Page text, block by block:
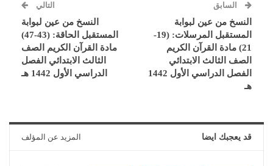
السابق
النسخ من عين لبوابة
المستقبل المرسلات: (19-
21) مادة القرآن الكريم
الصف الثالث الابتدائي
الفصل الدراسي الأول 1442
هـ
التالي
النسخ من عين لبوابة
المستقبل الحاقة: (43-47)
مادة القرآن الكريم الصف
الثالث الابتدائي الفصل
الدراسي الأول 1442 هـ
قد يعجبك ايضا المزيد عن المؤلف